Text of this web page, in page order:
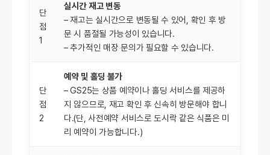
단
점
1
실시간 재고 변동
– 재고는 실시간으로 변동될 수 있어, 확인 후 방
문 시 품절될 가능성이 있습니다.
– 추가적인 매장 문의가 필요할 수 있습니다.
단
점
2
예약 및 홀딩 불가
– GS25는 상품 예약이나 홀딩 서비스를 제공하
지 않으므로, 재고 확인 후 신속히 방문해야 합니
다.(단, 사전예약 서비스로 도시락 같은 식품은 미
리 예약이 가능합니다.)